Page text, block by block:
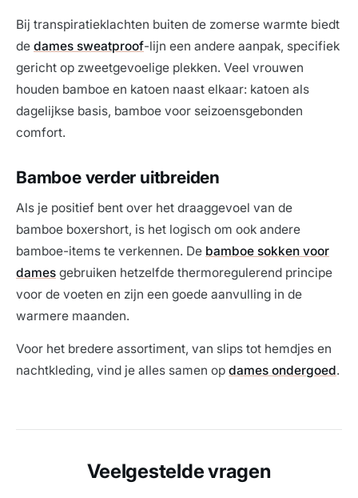
Bij transpiratieklachten buiten de zomerse warmte biedt
de dames sweatproof-lijn een andere aanpak, specifiek
gericht op zweetgevoelige plekken. Veel vrouwen
houden bamboe en katoen naast elkaar: katoen als
dagelijkse basis, bamboe voor seizoensgebonden
comfort.
Bamboe verder uitbreiden
Als je positief bent over het draaggevoel van de
bamboe boxershort, is het logisch om ook andere
bamboe-items te verkennen. De bamboe sokken voor
dames gebruiken hetzelfde thermoregulerend principe
voor de voeten en zijn een goede aanvulling in de
warmere maanden.
Voor het bredere assortiment, van slips tot hemdjes en
nachtkleding, vind je alles samen op dames ondergoed.
Veelgestelde vragen